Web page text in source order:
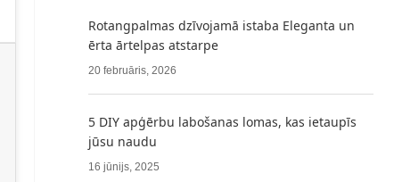
Rotangpalmas dzīvojamā istaba Eleganta un
ērta ārtelpas atstarpe
20 februāris, 2026
5 DIY apģērbu labošanas lomas, kas ietaupīs
jūsu naudu
16 jūnijs, 2025